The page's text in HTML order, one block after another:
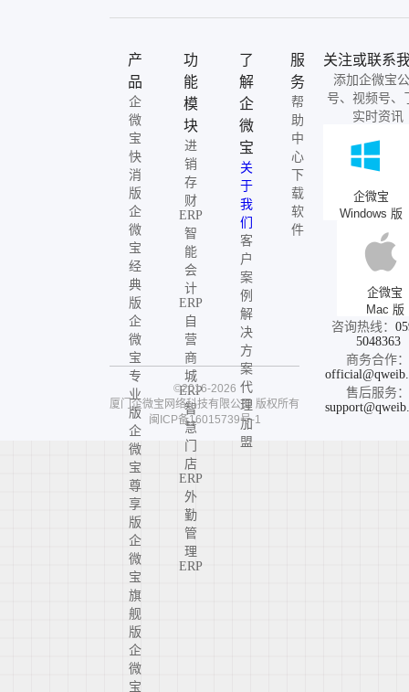
产
品
企
微
宝
快
消
版
企
微
宝
经
典
版
企
微
宝
专
业
版
企
微
宝
尊
享
版
企
微
宝
旗
舰
版
企
微
宝
功
能
模
块
进
销
存
财
ERP
智
能
会
计
ERP
自
营
商
城
ERP
智
慧
门
店
ERP
外
勤
管
理
ERP
了
解
企
微
宝
关
于
我
们
客
户
案
例
解
决
方
案
代
理
加
盟
服
务
帮
助
中
心
下
载
软
件
关注或联系
添加企微宝
号、视频号、
实时资讯
企微宝
Windows 版
企微宝
Mac 版
咨询热线：
5048363
商务合作：
售后服务：
©2016-2026
厦门企微宝网络科技有限公司 版权所有
闽ICP备16015739号-1